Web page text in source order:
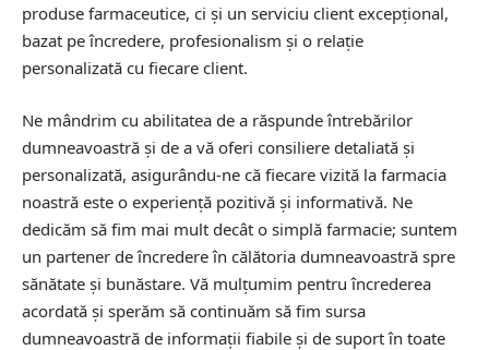
produse farmaceutice, ci și un serviciu client excepțional,
bazat pe încredere, profesionalism și o relație
personalizată cu fiecare client.
Ne mândrim cu abilitatea de a răspunde întrebărilor
dumneavoastră și de a vă oferi consiliere detaliată și
personalizată, asigurându-ne că fiecare vizită la farmacia
noastră este o experiență pozitivă și informativă. Ne
dedicăm să fim mai mult decât o simplă farmacie; suntem
un partener de încredere în călătoria dumneavoastră spre
sănătate și bunăstare. Vă mulțumim pentru încrederea
acordată și sperăm să continuăm să fim sursa
dumneavoastră de informații fiabile și de suport în toate